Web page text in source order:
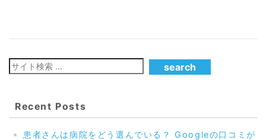
Recent Posts
患者さんは病院をどう選んでいる？ Googleの口コミが